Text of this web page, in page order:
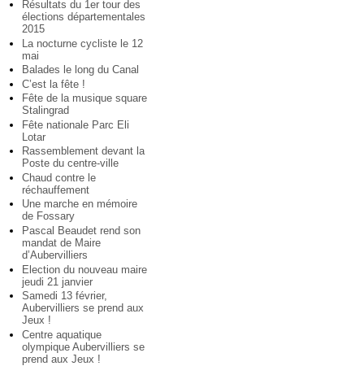
Résultats du 1er tour des
élections départementales
2015
La nocturne cycliste le 12
mai
Balades le long du Canal
C’est la fête !
Fête de la musique square
Stalingrad
Fête nationale Parc Eli
Lotar
Rassemblement devant la
Poste du centre-ville
Chaud contre le
réchauffement
Une marche en mémoire
de Fossary
Pascal Beaudet rend son
mandat de Maire
d’Aubervilliers
Election du nouveau maire
jeudi 21 janvier
Samedi 13 février,
Aubervilliers se prend aux
Jeux !
Centre aquatique
olympique Aubervilliers se
prend aux Jeux !